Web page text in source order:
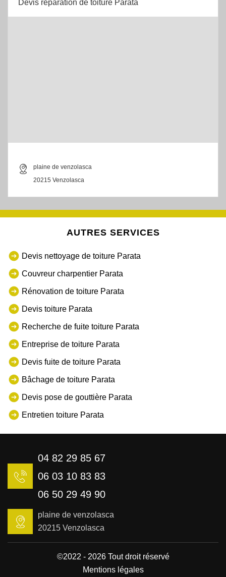
Devis réparation de toiture Parata
plaine de venzolasca
20215 Venzolasca
AUTRES SERVICES
Devis nettoyage de toiture Parata
Couvreur charpentier Parata
Rénovation de toiture Parata
Devis toiture Parata
Recherche de fuite toiture Parata
Entreprise de toiture Parata
Devis fuite de toiture Parata
Bâchage de toiture Parata
Devis pose de gouttière Parata
Entretien toiture Parata
04 82 29 85 67
06 03 10 83 83
06 50 29 49 90
plaine de venzolasca
20215 Venzolasca
©2022 - 2026 Tout droit réservé
Mentions légales